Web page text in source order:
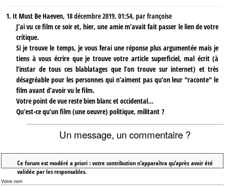
1. It Must Be Haeven,18 décembre 2019, 01:54,parfrançoise
J’ai vu ce film ce soir et, hier, une amie m’avait fait passer le lien de votre
critique.
Si je trouve le temps, je vous ferai une réponse plus argumentée mais je
tiens à vous écrire que je trouve votre article superficiel, mal écrit (à
l’instar de tous ces blablatages que l’on trouve sur internet) et très
désagréable pour les personnes qui n’aiment pas qu’on leur "raconte" le
film avant d’avoir vu le film.
Votre point de vue reste bien blanc et occidental…
Qu’est-ce qu’un film (une oeuvre) politique, militant ?
Un message, un commentaire ?
Ce forum est modéré a priori : votre contribution n’apparaîtra qu’après avoir été
validée par les responsables.
Votre nom